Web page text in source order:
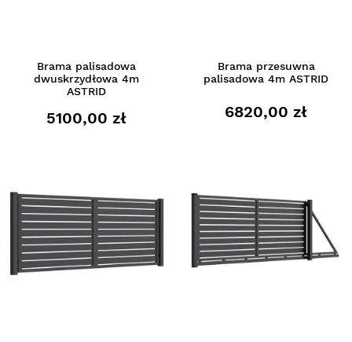
Brama palisadowa
dwuskrzydłowa 4m
ASTRID
5100,00 zł
Brama przesuwna
palisadowa 4m ASTRID
6820,00 zł